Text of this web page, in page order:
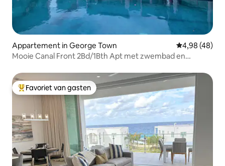
Appartement in George Town Gemiddelde
4,98 (48)
Mooie Canal Front 2Bd/1Bth Apt met zwembad en
Topfavoriet van gasten
Favoriet van gasten